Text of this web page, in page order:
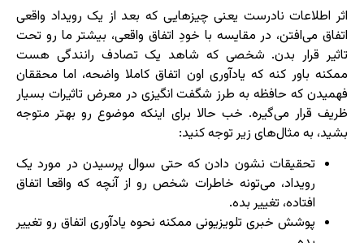
اثر اطلاعات نادرست یعنی چیزهایی که بعد از یک رویداد واقعی
اتفاق می‌افتن، در مقایسه با خودِ اتفاق واقعی، بیشتر ما رو تحت
تاثیر قرار بدن. شخصی که شاهد یک تصادف رانندگی هست
ممکنه باور کنه که یادآوری اون اتفاق کاملا واضحه، اما محققان
فهمیدن که حافظه به طرز شگفت انگیزی در معرض تاثیرات بسیار
ظریف قرار می‌گیره. خب حالا برای اینکه موضوع رو بهتر متوجه
بشید، به مثال‌های زیر توجه کنید:
تحقیقات نشون دادن که حتی سوال پرسیدن در مورد یک
رویداد، می‌تونه خاطرات شخص رو از آنچه که واقعا اتفاق
افتاده، تغییر بده.
پوشش خبری تلویزیونی ممکنه نحوه یادآوری اتفاق رو تغییر